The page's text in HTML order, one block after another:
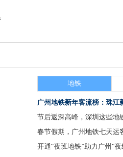
地铁
高速
广州地铁新年客流榜：珠江
节后返深高峰，深圳这些地
24:00
春节假期，广州地铁七天运
开通“夜班地铁”助力广州“夜